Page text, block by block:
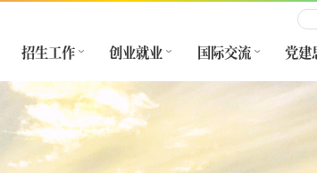
招生工作 创业就业 国际交流 党建